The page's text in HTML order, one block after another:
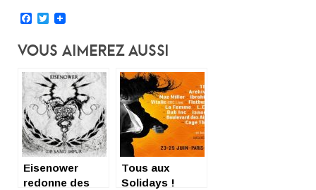
Facebook
Twitter
Vous Aimerez Aussi
Eisenower
redonne des
Tous aux
Solidays !